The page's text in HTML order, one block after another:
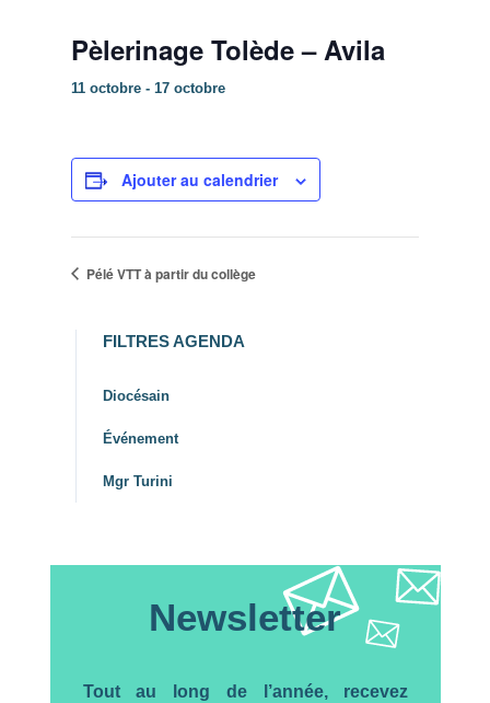
Pèlerinage Tolède – Avila
11 octobre- 17 octobre
Ajouter au calendrier
Pélé VTT à partir du collège
FILTRES AGENDA
Diocésain
Événement
Mgr Turini
Newsletter
Tout au long de l’année, recevez